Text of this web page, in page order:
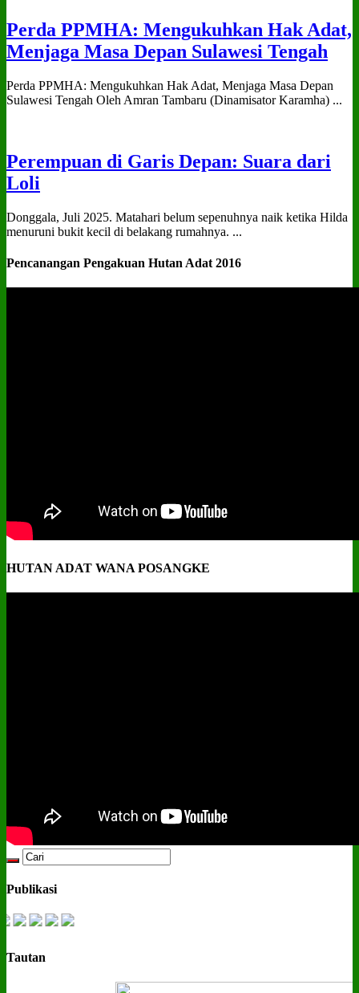
Perda PPMHA: Mengukuhkan Hak Adat,
Menjaga Masa Depan Sulawesi Tengah
Perda PPMHA: Mengukuhkan Hak Adat, Menjaga Masa Depan
Sulawesi Tengah Oleh Amran Tambaru (Dinamisator Karamha) ...
Perempuan di Garis Depan: Suara dari
Loli
Donggala, Juli 2025. Matahari belum sepenuhnya naik ketika Hilda
menuruni bukit kecil di belakang rumahnya. ...
Pencanangan Pengakuan Hutan Adat 2016
HUTAN ADAT WANA POSANGKE
Publikasi
Tautan